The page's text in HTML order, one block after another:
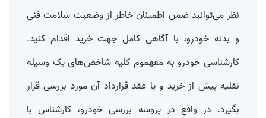
نظر می‌توانید ضمن اطمینان خاطر از وضعیت سلامت فنی
و بدنه خودرو، با آگاهی کامل جهت خرید اقدام کنید.
کارشناسی خودروبه مفهموم کلیه شاخص‌های یک وسیله
نقلیه پیش از خرید و یا عقد قرارداد آن مورد بررسی قرار
بگیرد. در واقع در پروسه بررسی خودرو، کارشناس با